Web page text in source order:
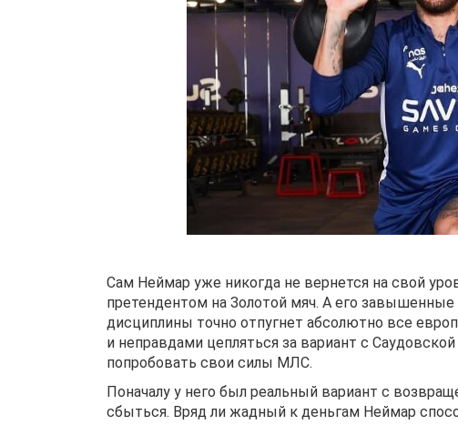
Сам Неймар уже никогда не вернется на свой
претендентом на Золотой мяч. А его
дисциплины точно отпугнет абсолютно все
и неправдами цепляться за вариант с
попробовать свои силы МЛС.
Поначалу у него был реальный вариант с
сбыться. Вряд ли жадный к деньгам Неймар